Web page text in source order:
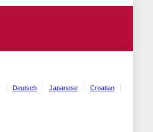
Deutsch Japanese
Croatian